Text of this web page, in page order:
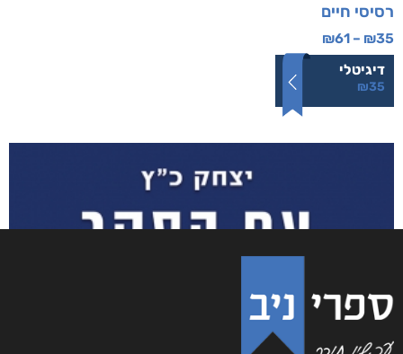
רסיסי חיים
₪35
–
₪61
דיגיטלי
₪35